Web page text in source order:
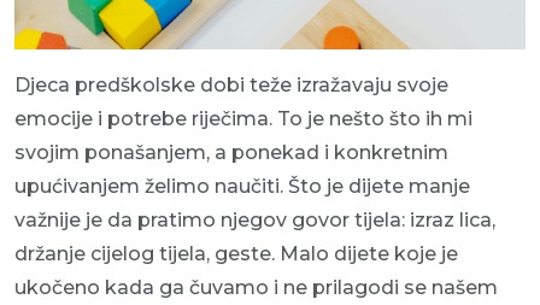
Djeca predškolske dobi teže izražavaju svoje
emocije i potrebe riječima. To je nešto što ih mi
svojim ponašanjem, a ponekad i konkretnim
upućivanjem želimo naučiti. Što je dijete manje
važnije je da pratimo njegov govor tijela: izraz lica,
držanje cijelog tijela, geste. Malo dijete koje je
ukočeno kada ga čuvamo i ne prilagodi se našem